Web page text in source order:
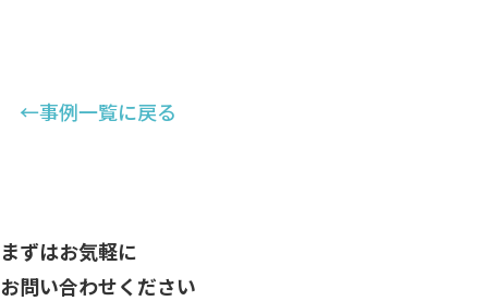
←事例一覧に戻る
まずはお気軽に
お問い合わせください